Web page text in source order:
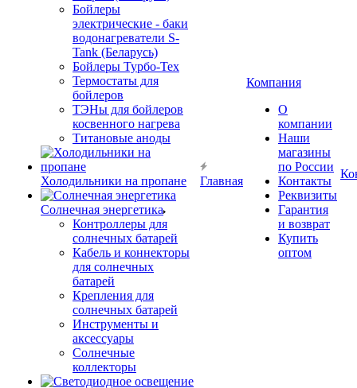
Бойлеры
электрические - баки
водонагреватели S-
Tank (Беларусь)
Бойлеры Турбо-Тех
Термостаты для
бойлеров
ТЭНы для бойлеров
косвенного нагрева
Титановые аноды
Холодильники на пропане
Солнечная энергетика
Контроллеры для
солнечных батарей
Кабель и коннекторы
для солнечных
батарей
Крепления для
солнечных батарей
Инструменты и
аксессуары
Солнечные
коллекторы
Главная
Компания
О
компании
Наши
магазины
по России
Контакты
Реквизиты
Гарантия
и возврат
Купить
оптом